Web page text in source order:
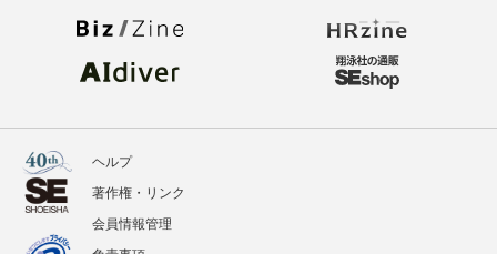
ヘルプ
著作権・リンク
会員情報管理